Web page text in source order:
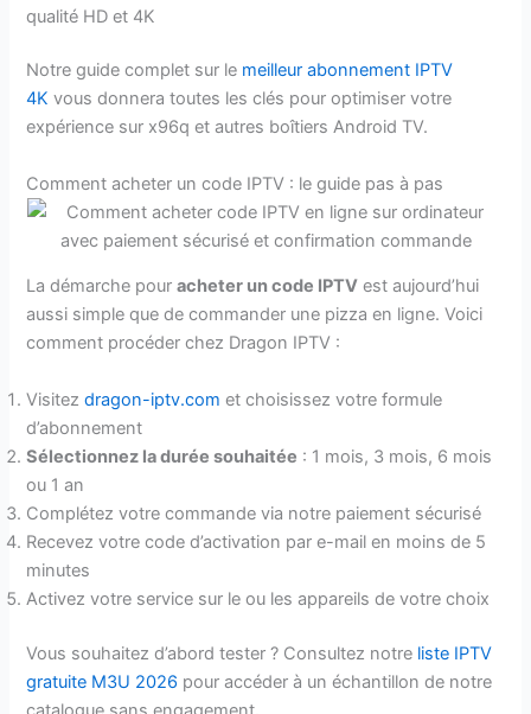
qualité HD et 4K
Notre guide complet sur le meilleur abonnement IPTV
4K vous donnera toutes les clés pour optimiser votre
expérience sur x96q et autres boîtiers Android TV.
Comment acheter un code IPTV : le guide pas à pas
La démarche pouracheter un code IPTV est aujourd’hui
aussi simple que de commander une pizza en ligne. Voici
comment procéder chez Dragon IPTV :
Visitezdragon-iptv.com et choisissez votre formule
d’abonnement
Sélectionnez la durée souhaitée : 1 mois, 3 mois, 6 mois
ou 1 an
Complétez votre commande via notre paiement sécurisé
Recevez votre code d’activation par e-mail en moins de 5
minutes
Activez votre service sur le ou les appareils de votre choix
Vous souhaitez d’abord tester ? Consultez notre liste IPTV
gratuite M3U 2026 pour accéder à un échantillon de notre